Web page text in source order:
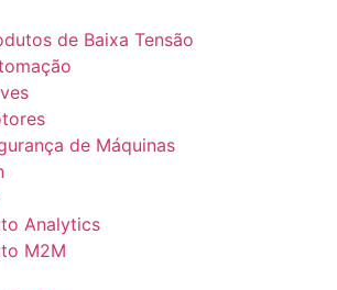
de Baixa Tensão
de Máquinas
Analytics
M2M